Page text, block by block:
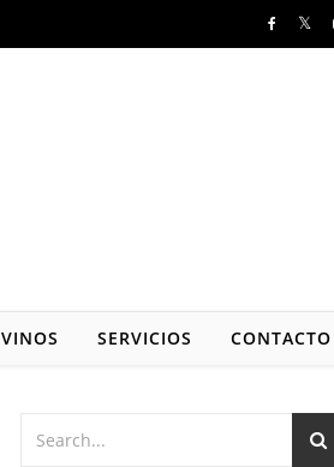
VINOS SERVICIOS CONTACTO